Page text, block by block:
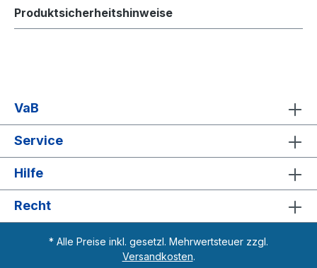
Produktsicherheitshinweise
VaB
Service
Hilfe
Recht
* Alle Preise inkl. gesetzl. Mehrwertsteuer zzgl.
Versandkosten.